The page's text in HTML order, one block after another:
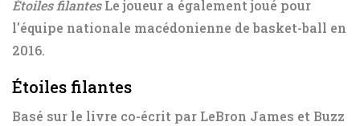
Étoiles filantes Le joueur a également joué pour
l'équipe nationale macédonienne de basket-ball en
2016.
Étoiles filantes
Basé sur le livre co-écrit par LeBron James et Buzz